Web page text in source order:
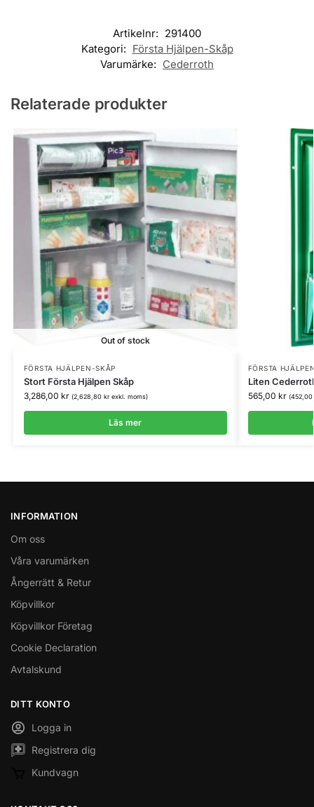
Artikelnr: 291400
Kategori: Första Hjälpen-Skåp
Varumärke: Cederroth
Relaterade produkter
Out of stock
FÖRSTA HJÄLPEN-SKÅP
Stort Första Hjälpen Skåp
3,286,00 kr (2,628,80 krexkl. moms)
Läs mer
FÖRSTA
Liten
565,00 kr (452,00
INFORMATION
Om oss
Våra varumärken
Ångerrätt & Retur
Köpvillkor
Köpvillkor Företag
Cookie Declaration
Avtalskund
DITT KONTO
Logga in
Registrera dig
Kundvagn